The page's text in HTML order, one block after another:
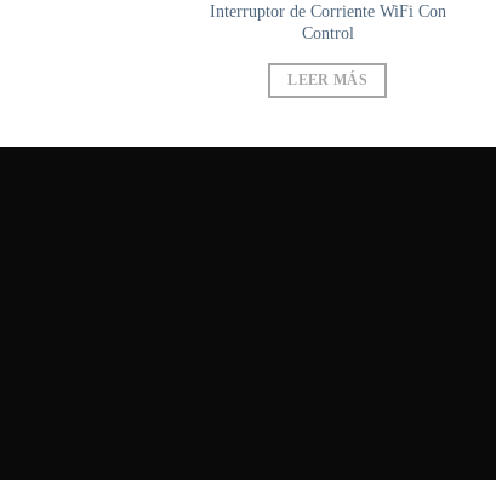
Interruptor de Corriente WiFi Con
Control
LEER MÁS